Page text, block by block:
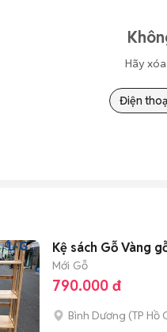
Hãy
Điện
Kệ sách Gỗ Vàng
Mới Gỗ
790.000 đ
Bình Dương (TP Hồ